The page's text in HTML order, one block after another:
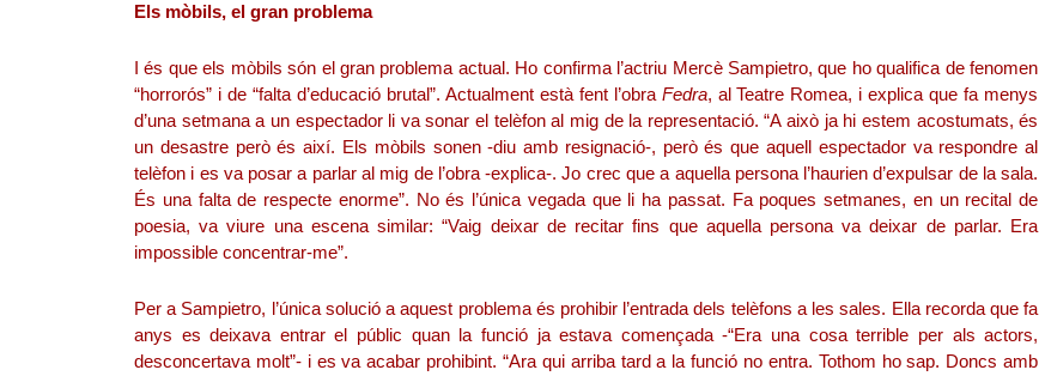
Els mòbils, el gran problema
I és que els mòbils són el gran problema actual. Ho confirma l’actriu Mercè Sampietro, que ho qualifica de fenomen
“horrorós” i de “falta d’educació brutal”. Actualment està fent l’obra Fedra, al Teatre Romea, i explica que fa menys
d’una setmana a un espectador li va sonar el telèfon al mig de la representació. “A això ja hi estem acostumats, és
un desastre però és així. Els mòbils sonen -diu amb resignació-, però és que aquell espectador va respondre al
telèfon i es va posar a parlar al mig de l’obra -explica-. Jo crec que a aquella persona l’haurien d’expulsar de la sala.
És una falta de respecte enorme”. No és l’única vegada que li ha passat. Fa poques setmanes, en un recital de
poesia, va viure una escena similar: “Vaig deixar de recitar fins que aquella persona va deixar de parlar. Era
impossible concentrar-me”.
Per a Sampietro, l’única solució a aquest problema és prohibir l’entrada dels telèfons a les sales. Ella recorda que fa
anys es deixava entrar el públic quan la funció ja estava començada -“Era una cosa terrible per als actors,
desconcertava molt”- i es va acabar prohibint. “Ara qui arriba tard a la funció no entra. Tothom ho sap. Doncs amb